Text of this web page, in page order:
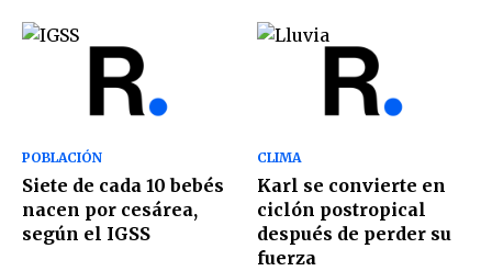
POBLACIÓN
Siete de cada 10 bebés
nacen por cesárea,
según el IGSS
CLIMA
Karl se convierte en
ciclón postropical
después de perder su
fuerza